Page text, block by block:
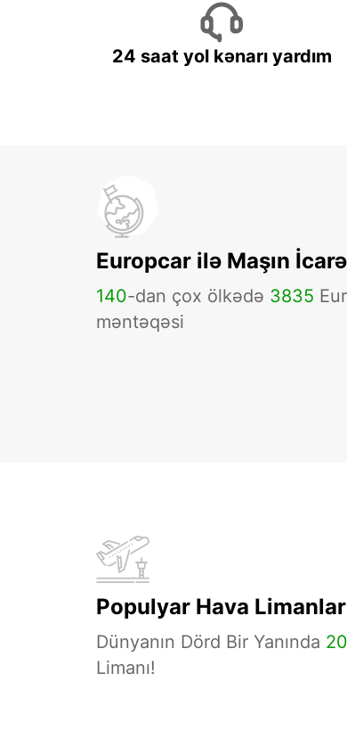
24 saat yol kənarı yardım
Europcar ilə Maşın
140-dan çox ölkədə 3835
məntəqəsi
Populyar Hava
Dünyanın Dörd Bir Yanında
Limanı!